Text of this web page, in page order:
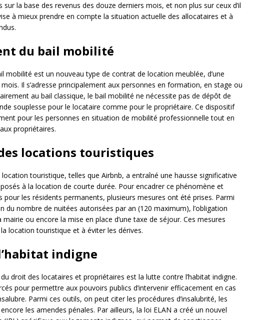
la base des revenus des douze derniers mois, et non plus sur ceux d’il
à mieux prendre en compte la situation actuelle des allocataires et à
du bail mobilité
mobilité est un nouveau type de contrat de location meublée, d’une
Il s’adresse principalement aux personnes en formation, en stage ou
au bail classique, le bail mobilité ne nécessite pas de dépôt de
souplesse pour le locataire comme pour le propriétaire. Ce dispositif
pour les personnes en situation de mobilité professionnelle tout en
propriétaires.
locations touristiques
touristique, telles que Airbnb, a entraîné une hausse significative
à la location de courte durée. Pour encadrer ce phénomène et
pour les résidents permanents, plusieurs mesures ont été prises. Parmi
du nombre de nuitées autorisées par an (120 maximum), l’obligation
mairie ou encore la mise en place d’une taxe de séjour. Ces mesures
location touristique et à éviter les dérives.
indigne
droit des locataires et propriétaires est la lutte contre l’habitat indigne.
pour permettre aux pouvoirs publics d’intervenir efficacement en cas
Parmi ces outils, on peut citer les procédures d’insalubrité, les
les amendes pénales. Par ailleurs, la loi ELAN a créé un nouvel